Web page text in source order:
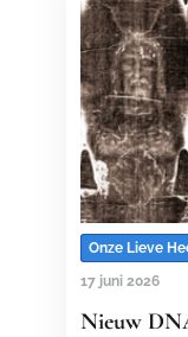
Onze Lieve
17 juni 2026
Nieuw